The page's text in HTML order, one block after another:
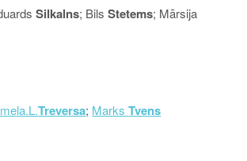
Silkalns; BilsStetems; Mārsija
Treversa; MarksTvens